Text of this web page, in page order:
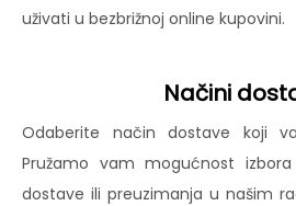
uživati u bezbrižnoj online kupovini.
Načini
Odaberite način dostave koji
Pružamo vam mogućnost
dostave ili preuzimanja u našim